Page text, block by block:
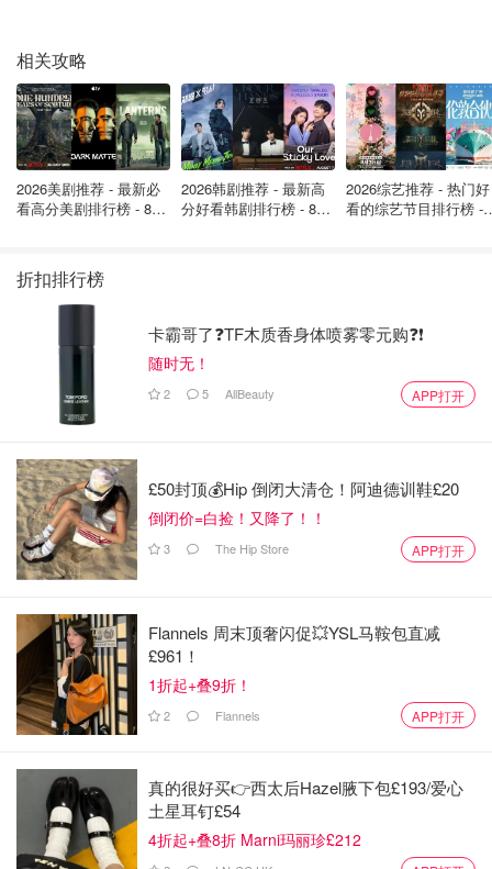
图片来源于@Reddit r/yugioh，版权属于原作者
2024麦当劳 X 三丽鸥 X 游戏王开心乐园餐联名
- 人气玩偶介绍
据悉，麦当劳这次联名共推出了10款全新设计的开心乐园玩
偶组合，每一款都融合了三丽鸥和游戏王的经典角色和元
素，让人忍不住想赶快入手！
相关攻略
2026美剧推荐 - 最新必
看高分美剧排行榜 - 8月
2026韩剧推荐 - 最新高
分好看韩剧排行榜 - 8月
2026综艺推荐 - 热门好
看的综艺节目排行榜 -
折扣排行榜
卡霸哥了❓TF木质香身体喷雾零元购❓❗
随时无！
2 5 AllBeauty APP打开
£50封顶💰Hip 倒闭大清仓！阿迪德训鞋£20
倒闭价=白捡！又降了！！
3 The Hip Store APP打开
Flannels 周末顶奢闪促💥YSL马鞍包直减
£961！
1折起+叠9折！
2 Flannels APP打开
真的很好买👉西太后Hazel腋下包£193/爱心
土星耳钉£54
4折起+叠8折 Marni玛丽珍£212